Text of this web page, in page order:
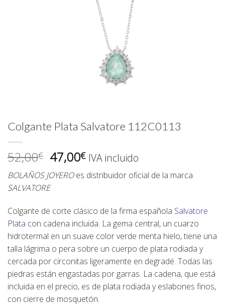
Colgante Plata Salvatore 112C0113
52,00€ El
precio
original
era:
52,00€.
47,00€El
precio
actual
47,00€.
IVA incluido
BOLAÑOS JOYEROes distribuidor oficial de la marca
SALVATORE
Colgante de corte clásico de la firma española Salvatore
Plata con cadena incluida. La gema central, un cuarzo
hidrotermal en un suave colorverde menta hielo, tiene una
talla lágrima o pera sobre un cuerpo de plata rodiada y
cercada por circonitas ligeramente en degradé. Todas las
piedras están engastadas por garras. La cadena, que está
incluida en el precio, es de plata rodiada y eslabones finos,
con cierre de mosquetón.